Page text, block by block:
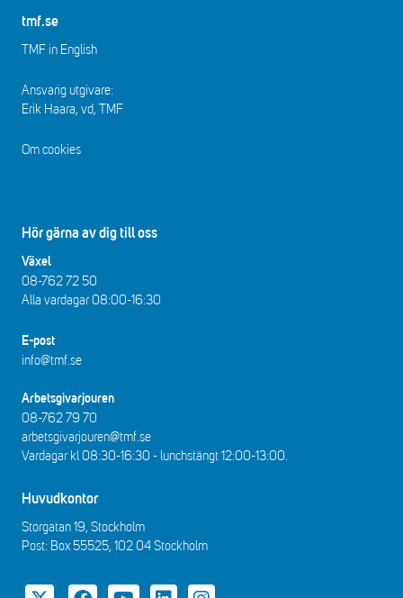
tmf.se
TMF in English
Ansvarig utgivare:
Erik Haara, vd, TMF
Om cookies
Hör gärna av dig till oss
Växel
08-762 72 50
Alla vardagar 08:00-16:30​​
E-post
info@tmf.se
Arbetsgivarjouren
08-762 79 70
arbetsgivarjouren@tmf.se
Vardagar kl 08:30-16:30 - lunchstängt 12:00-13:00​.
Huvudkontor
Storgatan 19, Stockholm
Post: Box 55525, 102 04 Stockholm